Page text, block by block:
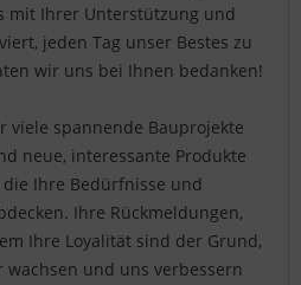
mit Ihrer Unterstützung und
jeden Tag unser Bestes zu
wir uns bei Ihnen bedanken!
viele spannende Bauprojekte
neue, interessante Produkte
Ihre Bedürfnisse und
Ihre Rückmeldungen,
Ihre Loyalität sind der Grund,
und uns verbessern